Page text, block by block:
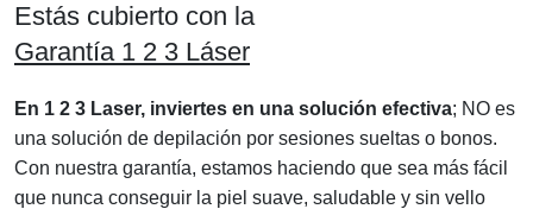
Estás cubierto con la
Garantía 1 2 3 Láser
En 1 2 3 Laser, inviertes en una solución efectiva; NO es
una solución de depilación por sesiones sueltas o bonos.
Con nuestra garantía, estamos haciendo que sea más fácil
que nunca conseguir la piel suave, saludable y sin vello